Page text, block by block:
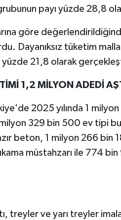
payı yüzde 28,8
göre
Dayanıksız tüketim
yüzde 21,8 olarak
1,2 MİLYON ADEDİ
2025 yılında 1
329 bin 500 ev tipi
beton, 1 milyon 266 bin
müstahzarı ile 774
treyler ve yarı treyler